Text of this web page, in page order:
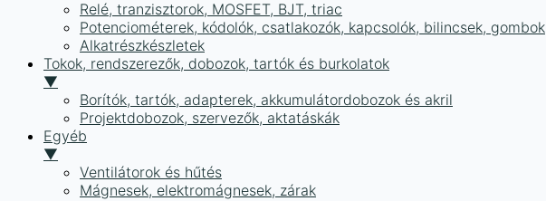
Relé, tranzisztorok, MOSFET, BJT, triac
Potenciométerek, kódolók, csatlakozók, kapcsolók, bilincsek, gombok
Alkatrészkészletek
Tokok, rendszerezők, dobozok, tartók és burkolatok
▼
Borítók, tartók, adapterek, akkumulátordobozok és akril
Projektdobozok, szervezők, aktatáskák
Egyéb
▼
Ventilátorok és hűtés
Mágnesek, elektromágnesek, zárak